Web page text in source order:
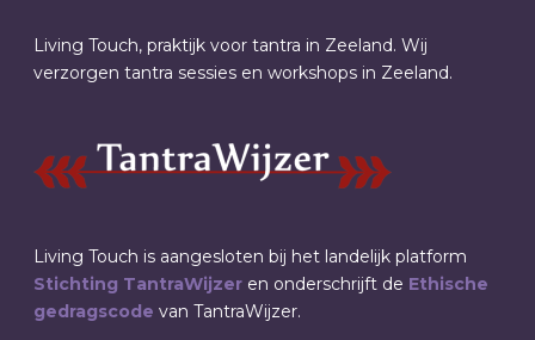
Living Touch, praktijk voor tantra in Zeeland. Wij
verzorgen tantra sessies en workshops in Zeeland.
Living Touch is aangesloten bij het landelijk platform
Stichting TantraWijzer en onderschrijft de Ethische
gedragscode van TantraWijzer.